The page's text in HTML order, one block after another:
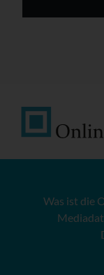
Was ist die